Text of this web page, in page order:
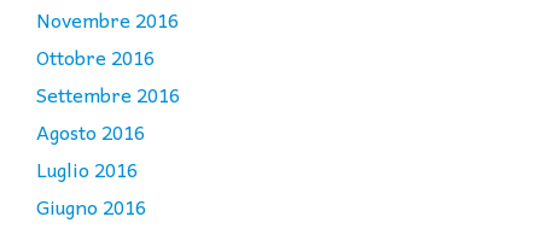
Novembre 2016
Ottobre 2016
Settembre 2016
Agosto 2016
Luglio 2016
Giugno 2016